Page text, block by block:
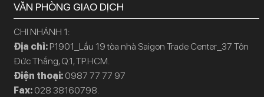
VĂN PHÒNG GIAO DỊCH
CHI NHÁNH 1:
Địa chỉ: P1901_Lầu 19 tòa nhà Saigon Trade Center_37 Tôn
Đức Thắng, Q.1, TP.HCM.
Điện thoại: 0987 77 77 97
Fax: 028 38160798.